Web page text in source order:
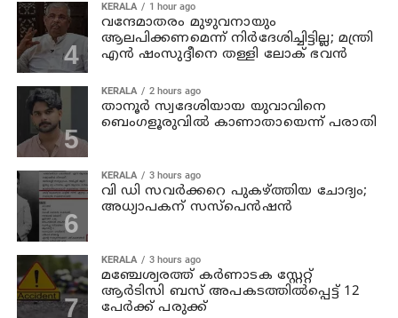
KERALA 1 hour ago
വന്ദേമാതരം മുഴുവനായും
ആലപിക്കണമെന്ന് നിര്‍ദേശിച്ചിട്ടില്ല; മന്ത്രി
എന്‍ ഷംസുദ്ദീനെ തള്ളി ലോക് ഭവന്‍
KERALA 2 hours ago
താനൂര്‍ സ്വദേശിയായ യുവാവിനെ
ബെംഗളൂരുവില്‍ കാണാതായെന്ന് പരാതി
KERALA 3 hours ago
വി ഡി സവര്‍ക്കറെ പുകഴ്ത്തിയ ചോദ്യം;
അധ്യാപകന് സസ്പെന്‍ഷന്‍
KERALA 3 hours ago
മഞ്ചേശ്വരത്ത് കര്‍ണാടക സ്റ്റേറ്റ്
ആര്‍ടിസി ബസ് അപകടത്തില്‍പ്പെട്ട് 12
പേര്‍ക്ക് പരുക്ക്